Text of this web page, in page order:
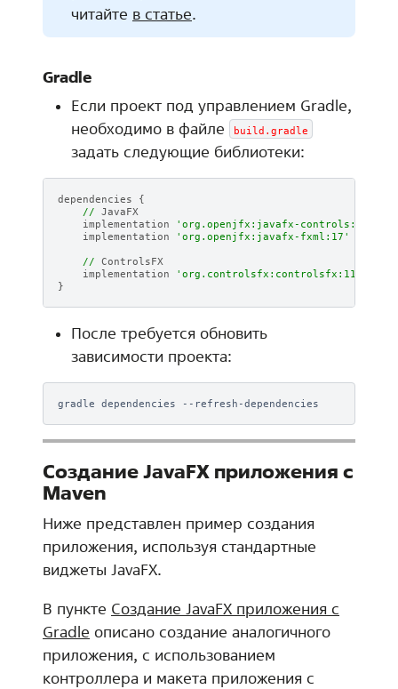
читайте в статье
Gradle
Если проект под управлением Gradle,
необходимо в файле
build.gradle
задать следующие библиотеки:
dependencies
{
// JavaFX
implementation
'org.openjfx:javafx-controls:17'
implementation
'org.openjfx:javafx-fxml:17'
// ControlsFX
implementation
'org.controlsfx:controlsfx:11.1.2'
}
После требуется обновить
зависимости проекта:
gradle dependencies
Создание JavaFX приложения с
Maven
Ниже представлен пример создания
приложения, используя стандартные
виджеты JavaFX.
В пункте Создание JavaFX приложения с
Gradle описано создание аналогичного
приложения, с использованием
контроллера и макета приложения с